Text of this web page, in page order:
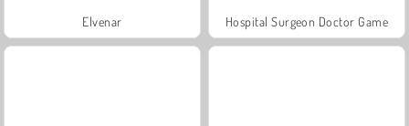
Elvenar Hospital Surgeon Doctor Game